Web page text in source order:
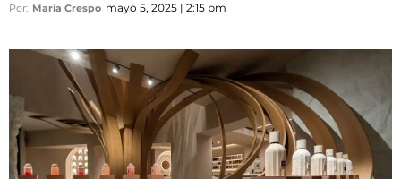
Por: María Crespo mayo 5, 2025 | 2:15 pm